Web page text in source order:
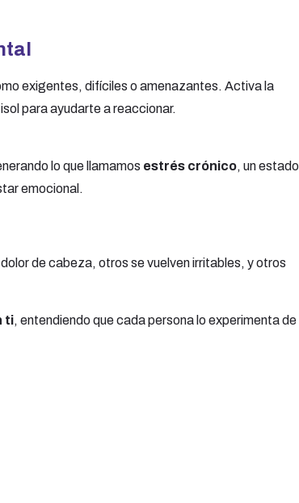
exigentes, difíciles o amenazantes. Activa la
para ayudarte a reaccionar.
lo que llamamos estrés crónico, un estado
emocional.
de cabeza, otros se vuelven irritables, y otros
ti, entendiendo que cada persona lo experimenta de